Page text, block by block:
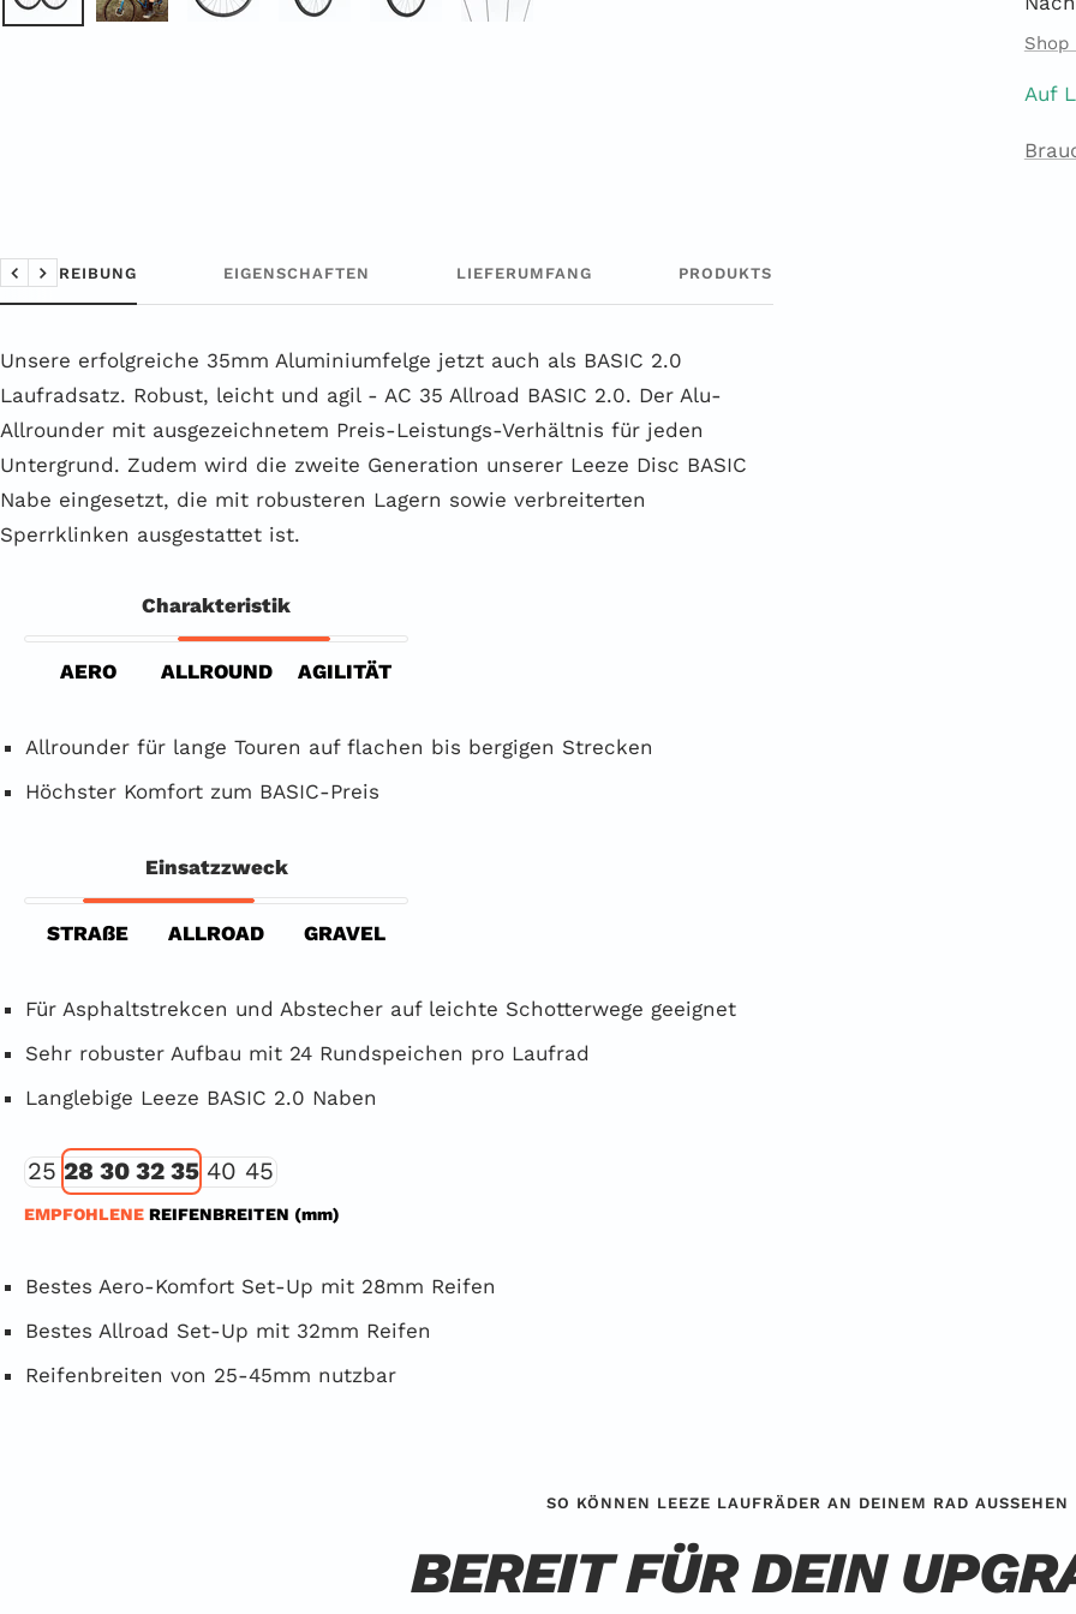
Shop
Auf
BESCHREIBUNG EIGENSCHAFTEN LIEFERUMFANG PRODUKTSICHERHEIT
Zurück
Weiter
Unsere erfolgreiche 35mm Aluminiumfelge jetzt auch als BASIC 2.0
Laufradsatz. Robust, leicht und agil - AC 35 Allroad BASIC 2.0. Der Alu-
Allrounder mit ausgezeichnetem Preis-Leistungs-Verhältnis für jeden
Untergrund. Zudem wird die zweite Generation unserer Leeze Disc BASIC
Nabe eingesetzt, die mit robusteren Lagern sowie verbreiterten
Sperrklinken ausgestattet ist.
Charakteristik
AERO ALLROUND AGILITÄT
Allrounder für lange Touren auf flachen bis bergigen Strecken
Höchster Komfort zum BASIC-Preis
Einsatzzweck
STRAßE ALLROAD GRAVEL
Für Asphaltstrekcen und Abstecher auf leichte Schotterwege geeignet
Sehr robuster Aufbau mit 24 Rundspeichen pro Laufrad
Langlebige Leeze BASIC 2.0 Naben
25 28 30 32 35 40 45
EMPFOHLENE REIFENBREITEN (mm)
Bestes Aero-Komfort Set-Up mit 28mm Reifen
Bestes Allroad Set-Up mit 32mm Reifen
Reifenbreiten von 25-45mm nutzbar
SO KÖNNEN LEEZE LAUFRÄDER AN DEINEM RAD AUSSEHEN
BEREIT FÜR DEIN